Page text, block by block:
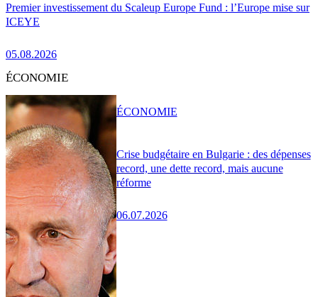
Premier investissement du Scaleup Europe Fund : l’Europe mise sur
ICEYE
05.08.2026
ÉCONOMIE
Crise budgétaire en Bulgarie : des dépenses
record, une dette record, mais aucune
réforme
06.07.2026
ÉCONOMIE